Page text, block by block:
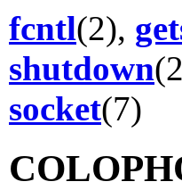
fcntl(2),
shutdown
socket(7)